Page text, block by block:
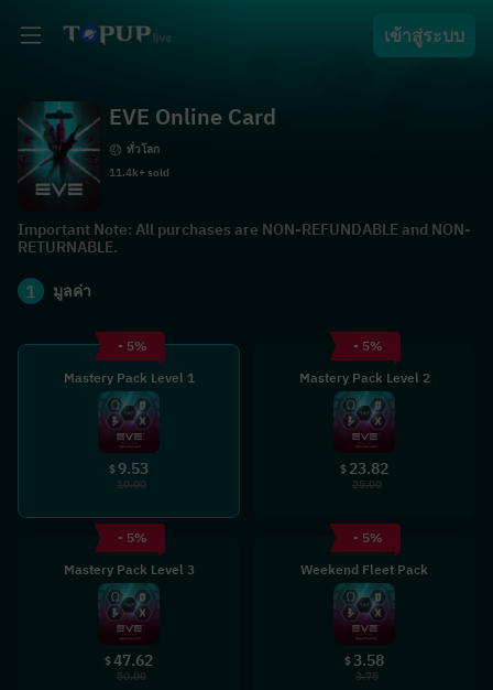
เข้าสู่ระบบ
EVE Online Card
ทั่วโลก
11.4k+ sold
Important Note: All purchases are NON-REFUNDABLE and NON-
RETURNABLE.
1 มูลค่า
- 5%
Mastery Pack Level 1
$9.53
10.00
- 5%
Mastery Pack Level 2
$ 23.82
25.00
- 5%
Mastery Pack Level 3
$47.62
50.00
- 5%
Weekend Fleet Pack
$3.58
3.75